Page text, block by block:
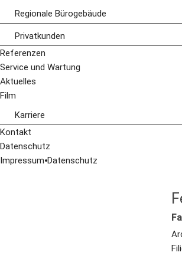
Regionale Bürogebäude
Übersicht
Fenster
Hinterlüftete Fassaden
Eingangsanlagen
Lochfenster und Fensterbänder
Pfosten-Riegel-Fassaden
Privatkunden
Übersicht
Wintergärten
Fenster
Türen
Terrassendächer
Referenzen
Service und Wartung
Aktuelles
Film
Karriere
Stellenangebote
Ausbildung
Kontakt
Datenschutz
Impressum⦁Datenschutz